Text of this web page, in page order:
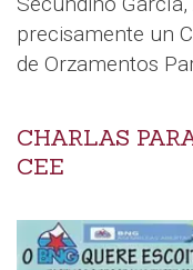
precisamente un
de Orzamentos
CHARLAS
CEE